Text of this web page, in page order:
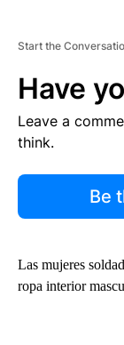
Start the
Have
Leave a
think.
Be
Las mujeres
ropa interior